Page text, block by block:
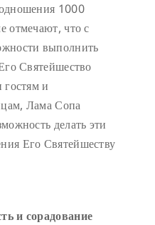
1000
отмечают, что с
выполнить
Святейшество
гостям и
Лама Сопа
делать эти
Его Святейшеству
и сорадование